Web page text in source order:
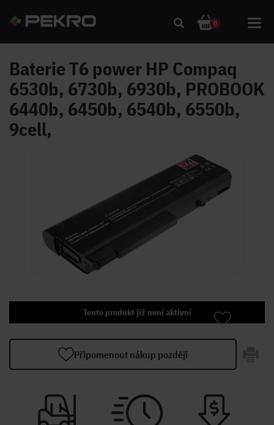
0
Baterie T6 power HP Compaq
6530b, 6730b, 6930b, PROBOOK
6440b, 6450b, 6540b, 6550b,
9cell,
Tento produkt již není aktivní
Připomenout nákup později